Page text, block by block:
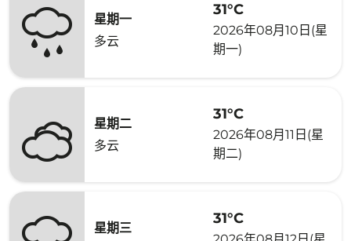
星期一
多云
31°C
2026年08月10日(星
期一)
星期二
多云
31°C
2026年08月11日(星
期二)
星期三
31°C